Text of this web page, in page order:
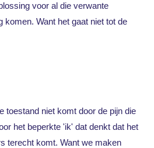
voor al die verwante
komen. Want het gaat niet tot de
toestand niet komt door de pijn die
het beperkte 'ik' dat denkt dat het
terecht komt. Want we maken